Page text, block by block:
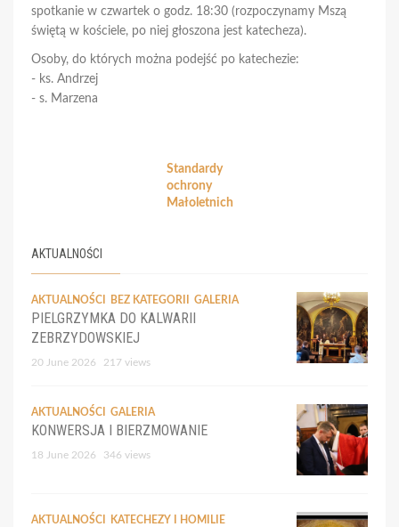
spotkanie w czwartek o godz. 18:30 (rozpoczynamy Mszą
świętą w kościele, po niej głoszona jest katecheza).
Osoby, do których można podejść po katechezie:
- ks. Andrzej
- s. Marzena
Standardy
ochrony
Małoletnich
AKTUALNOŚCI
AKTUALNOŚCI BEZ KATEGORII GALERIA
PIELGRZYMKA DO KALWARII
ZEBRZYDOWSKIEJ
20 June 2026 217 views
AKTUALNOŚCI GALERIA
KONWERSJA I BIERZMOWANIE
18 June 2026 346 views
AKTUALNOŚCI KATECHEZY I HOMILIE